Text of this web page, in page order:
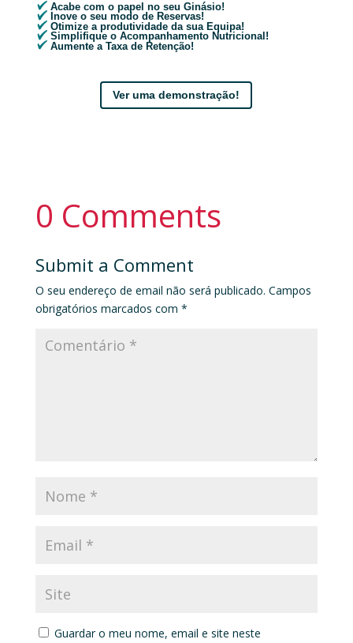
Acabe com o papel no seu Ginásio!
Inove o seu modo de Reservas!
Otimize a produtividade da sua Equipa!
Simplifique o Acompanhamento Nutricional!
Aumente a Taxa de Retenção!
Ver uma demonstração!
0 Comments
Submit a Comment
O seu endereço de email não será publicado. Campos
obrigatórios marcados com *
Guardar o meu nome, email e site neste